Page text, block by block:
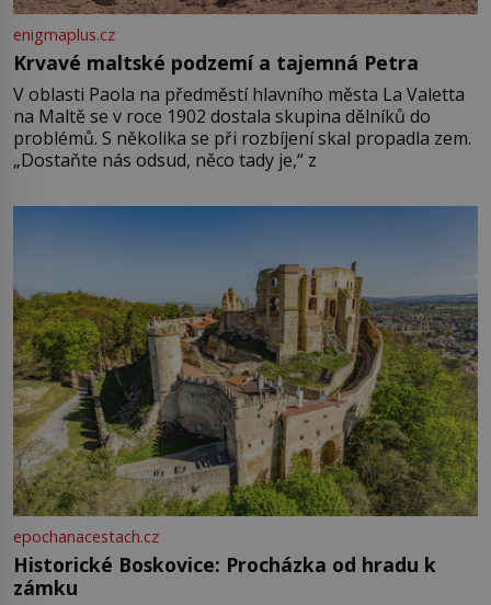
enigmaplus.cz
Krvavé maltské podzemí a tajemná Petra
V oblasti Paola na předměstí hlavního města La Valetta
na Maltě se v roce 1902 dostala skupina dělníků do
problémů. S několika se při rozbíjení skal propadla zem.
„Dostaňte nás odsud, něco tady je,“ z
epochanacestach.cz
Historické Boskovice: Procházka od hradu k
zámku